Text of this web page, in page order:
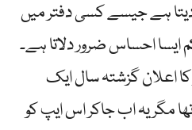
دیتا ہے جیسے کسی دفتر میں
ایسا احساس ضرور دلاتا ہے۔
اعلان گزشتہ سال ایک
مگر یہ اب جاکر اس ایپ کو